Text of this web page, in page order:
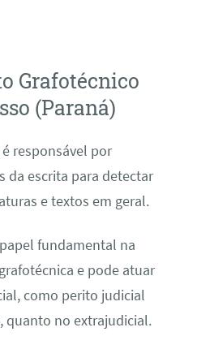
Grafotécnico
(Paraná)
responsável por
da escrita para detectar
e textos em geral.
fundamental na
e pode atuar
como perito judicial
quanto no extrajudicial.